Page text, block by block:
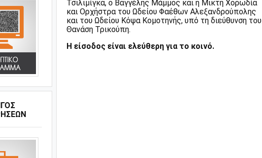
Τσιλιμίγκα, ο Βαγγέλης Μάμμος και η Μικτή Χορωδία
και Ορχήστρα του Ωδείου Φαέθων Αλεξανδρούπολης
και του Ωδείου Κόψα Κομοτηνής, υπό τη διεύθυνση του
Θανάση Τρικούπη.
Η είσοδος είναι ελεύθερη για το κοινό.